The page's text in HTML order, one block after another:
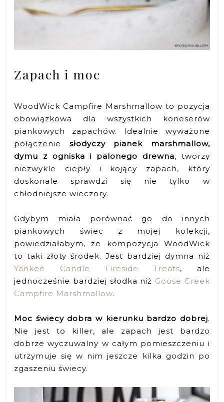
Zapach i moc
WoodWick Campfire Marshmallow to pozycja
obowiązkowa dla wszystkich koneserów
piankowych zapachów. Idealnie wyważone
połączenie słodyczy pianek marshmallow,
dymu z ogniska i palonego drewna, tworzy
niezwykle ciepły i kojący zapach, który
doskonale sprawdzi się nie tylko w
chłodniejsze wieczory.
Gdybym miała porównać go do innych
piankowych świec z mojej kolekcji,
powiedziałabym, że kompozycja WoodWick
to taki złoty środek. Jest bardziej dymna niż
Yankee Candle Fireside Treats, ale
jednocześnie bardziej słodka niż Goose Creek
Campfire Marshmallow.
Moc świecy dobra w kierunku bardzo dobrej.
Nie jest to killer, ale zapach jest bardzo
dobrze wyczuwalny w całym pomieszczeniu i
utrzymuje się w nim jeszcze kilka godzin po
zgaszeniu świecy.